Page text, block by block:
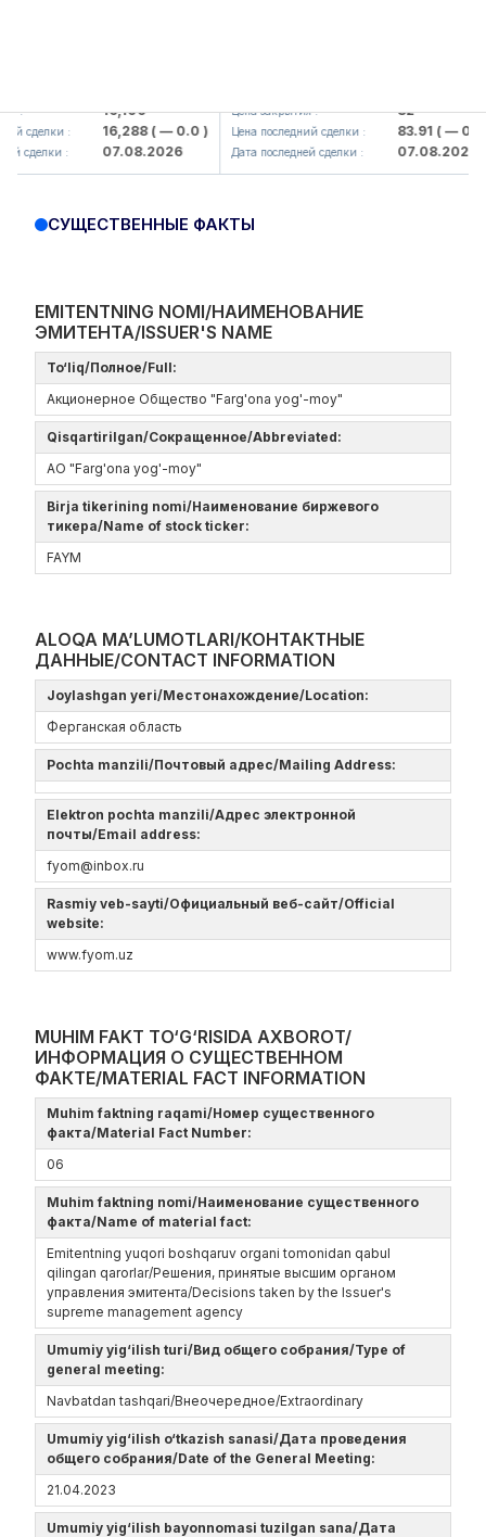
16,100
сделки : 16,288( — 0.0 )
сделки : 07.08.2026
Цена закрытия : 82
Цена последний сделки : 83.91( — 0.0 )
Дата последней сделки : 07.08.2026
СУЩЕСТВЕННЫЕ ФАКТЫ
EMITENTNING NOMI/НАИМЕНОВАНИЕ
ЭМИТЕНТА/ISSUER'S NAME
To‘liq/Полное/Full:
Акционерное Общество "Farg'ona yog'-moy"
Qisqartirilgan/Сокращенное/Abbreviated:
АО "Farg'ona yog'-moy"
Birja tikerining nomi/Наименование биржевого
тикера/Name of stock ticker:
FAYM
ALOQA MA’LUMOTLARI/КОНТАКТНЫЕ
ДАННЫЕ/CONTACT INFORMATION
Joylashgan yeri/Местонахождение/Location:
Ферганская область
Pochta manzili/Почтовый адрес/Mailing Address:
Elektron pochta manzili/Адрес электронной
почты/Email address:
fyom@inbox.ru
Rasmiy veb-sayti/Официальный веб-сайт/Official
website:
www.fyom.uz
MUHIM FAKT TO‘G‘RISIDA AXBOROT/
ИНФОРМАЦИЯ О СУЩЕСТВЕННОМ
ФАКТЕ/MATERIAL FACT INFORMATION
Muhim faktning raqami/Номер существенного
факта/Material Fact Number:
06
Muhim faktning nomi/Наименование существенного
факта/Name of material fact:
Emitentning yuqori boshqaruv organi tomonidan qabul
qilingan qarorlar/Решения, принятые высшим органом
управления эмитента/Decisions taken by the Issuer's
supreme management agency
Umumiy yig‘ilish turi/Вид общего собрания/Type of
general meeting:
Navbatdan tashqari/Внеочередное/Extraordinary
Umumiy yig‘ilish o‘tkazish sanasi/Дата проведения
общего собрания/Date of the General Meeting:
21.04.2023
Umumiy yig‘ilish bayonnomasi tuzilgan sana/Дата